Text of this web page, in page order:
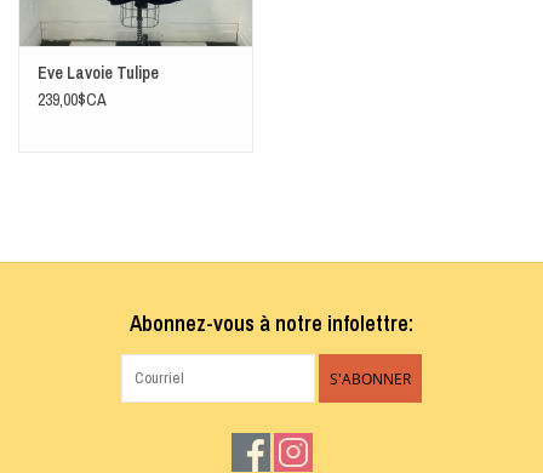
Eve Lavoie Tulipe
239,00$CA
Abonnez-vous à notre infolettre:
S'ABONNER